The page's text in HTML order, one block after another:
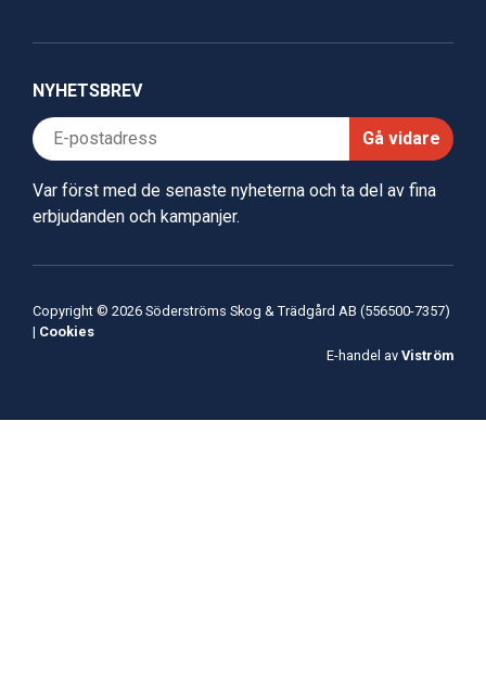
NYHETSBREV
Gå vidare
Var först med de senaste nyheterna och ta del av fina
erbjudanden och kampanjer.
Copyright © 2026 Söderströms Skog & Trädgård AB (556500-7357)
| Cookies
E-handel av Viström